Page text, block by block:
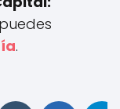
puedes
.